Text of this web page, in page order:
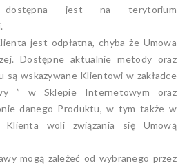
dostępna jest na terytorium
jest odpłatna, chyba że Umowa
Dostępne aktualnie metody oraz
wskazywane Klientowi w zakładce
” w Sklepie Internetowym oraz
danego Produktu, w tym także w
Klienta woli związania się Umową
mogą zależeć od wybranego przez